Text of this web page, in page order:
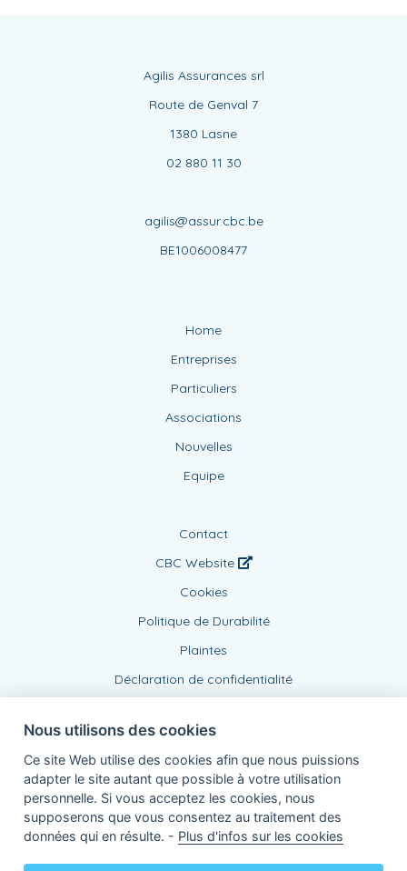
Agilis Assurances srl
Route de Genval 7
1380 Lasne
02 880 11 30
agilis@assur.cbc.be
BE1006008477
Home
Entreprises
Particuliers
Associations
Nouvelles
Equipe
Contact
CBC Website
Cookies
Politique de Durabilité
Plaintes
Déclaration de confidentialité
Agent lié, BE1006008477
de KBC Assurances sa
Nous utilisons des cookies
Ce site Web utilise des cookies afin que nous puissions
adapter le site autant que possible à votre utilisation
personnelle. Si vous acceptez les cookies, nous
supposerons que vous consentez au traitement des
données qui en résulte. - Plus d'infos sur les cookies